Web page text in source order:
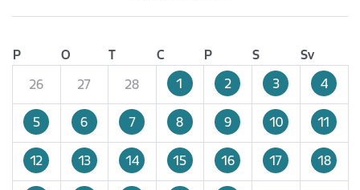
P O T C P S
Sv
26
27 28 1 2 3 4
5 6 7 8 9 10 11
12 13 14 15 16 17 18